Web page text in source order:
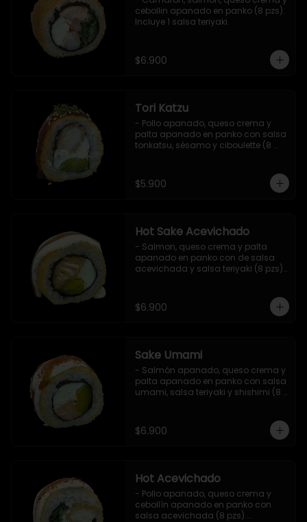
cebollin apanado en panko (8 pzs).
Incluye 1 salsa teriyaki.
$6.900
Tori Katzu
- Pollo apanado, queso crema y
palta apanado en panko con salsa
tonkatsu, sésamo y ciboulette (8
$5.900
Hot Sake Acevichado
- Salmon, queso crema y palta
apanado en panko con de salsa
acevichada y salsa teriyaki (8 pzs).
$6.900
Sake Umami
- Salmón apanado, queso crema y
palta apanado en panko con salsa
umami, salsa teriyaki y shishimi (8
$6.900
Hot Acevichado
- Pollo apanado, queso crema y
cebollín apanado en panko con
salsa acevichada (8 pzs).